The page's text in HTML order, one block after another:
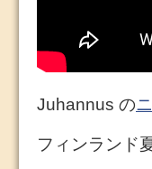
Juhannus の
フィンランド